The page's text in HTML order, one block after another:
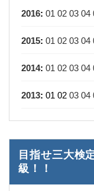
2016: 01 02 03 04
2015: 01 02 03 04
2014: 01 02 03 04
2013: 01 02 03 04
目指せ三大検
級！！